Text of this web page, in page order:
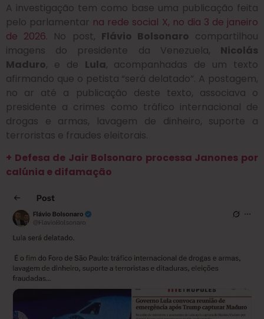
A investigação tem como base uma publicação feita
pelo parlamentar na rede social X, no dia 3 de janeiro
de 2026. No post, Flávio Bolsonaro compartilhou
imagens do presidente da Venezuela, Nicolás
Maduro, e de Lula, acompanhadas de um texto
afirmando que o petista “será delatado”. A postagem,
no ar até a publicação deste texto, associava o
presidente a crimes como tráfico internacional de
drogas e armas, lavagem de dinheiro, suporte a
terroristas e fraudes eleitorais.
+ Defesa de Jair Bolsonaro processa Janones por
calúnia e difamação